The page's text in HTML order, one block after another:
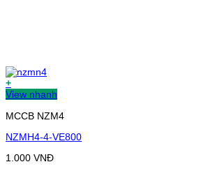
+
View nhanh
MCCB NZM4
NZMH4-4-VE800
1.000 VNĐ